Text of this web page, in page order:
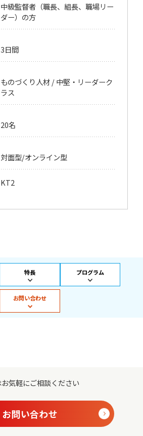
中級監督者（職長、組長、職場リー
ダー）の方
3日間
ものづくり人材 / 中堅・リーダーク
ラス
20名
対面型/オンライン型
KT2
特長 プログラム
お問い合わせ
お気軽にご相談ください
お問い合わせ